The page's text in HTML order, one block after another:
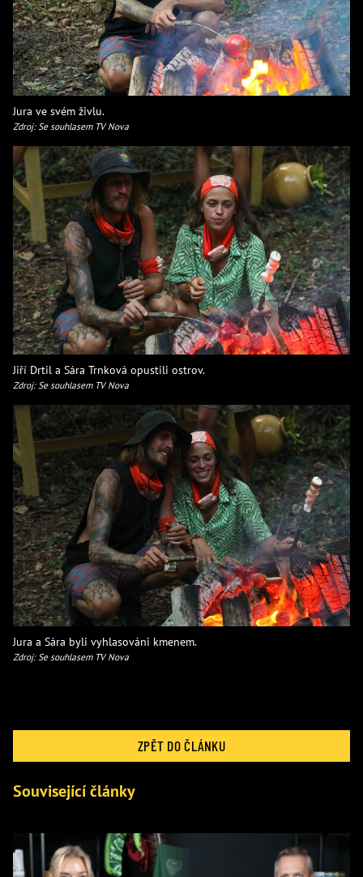
Jura ve svém živlu.
Zdroj: Se souhlasem TV Nova
Jiří Drtil a Sára Trnková opustili ostrov.
Zdroj: Se souhlasem TV Nova
Jura a Sára byli vyhlasováni kmenem.
Zdroj: Se souhlasem TV Nova
ZPĚT DO ČLÁNKU
Související články